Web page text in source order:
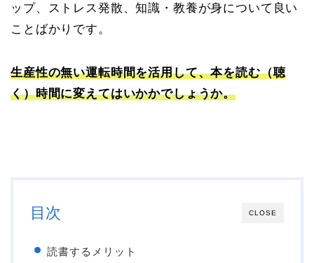
ップ、ストレス発散、知識・教養が身について良い
ことばかりです。
生産性の無い運転時間を活用して、本を読む（聴
く）時間に変えてはいかかでしょうか。
CLOSE
目次
読書するメリット